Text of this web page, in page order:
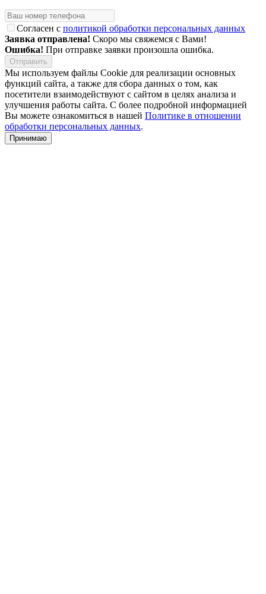
Согласен с политикой обработки персональных данных
Заявка отправлена! Скоро мы свяжемся с Вами!
Ошибка! При отправке заявки произошла ошибка.
Мы используем файлы Cookie для реализации основных
функций сайта, а также для сбора данных о том, как
посетители взаимодействуют с сайтом в целях анализа и
улучшения работы сайта. С более подробной информацией
Вы можете ознакомиться в нашей Политике в отношении
обработки персональных данных.
Принимаю